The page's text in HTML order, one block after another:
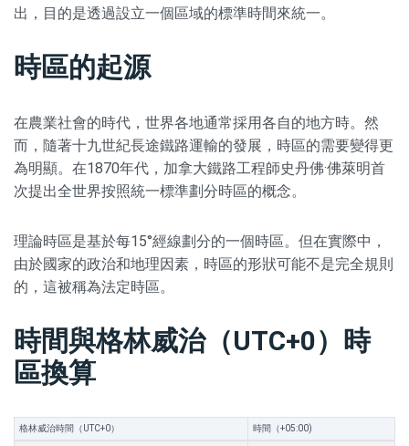
出，目的是透過設立一個區域的標準時間來統一。
時區的起源
在農業社會的時代，世界各地通常採用各自的地方時。然
而，隨著十九世紀長途鐵路運輸的發展，時區的需要變得更
為明顯。在1870年代，加拿大鐵路工程師史丹佛·佛萊明首
次提出全世界按照統一標準劃分時區的概念。
理論時區是基於每15°經線劃分的一個時區。但在實際中，
由於國家的政治和地理因素，時區的形狀可能不是完全規則
的，這被稱為法定時區。
時間與格林威治（UTC+0）時
區換算
格林威治時間（UTC+0） 時間（+05:00)